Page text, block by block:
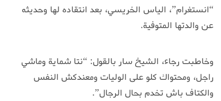
“انستغرام”، الياس الخريسي، بعد انتقاده لها وحديثه
عن والدتها المتوفية.
وخاطبت رجاء، الشيخ سار بالقول: “نتا شماية وماشي
راجل، ومحتواك كلو على الوليات ومعندكش النفس
والكتاف باش تخدم بحال الرجال”.